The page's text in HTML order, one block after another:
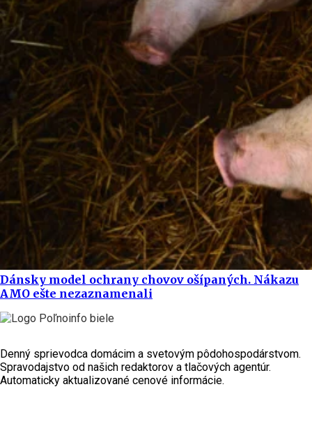
Dánsky model ochrany chovov ošípaných. Nákazu
AMO ešte nezaznamenali
Denný sprievodca domácim a svetovým pôdohospodárstvom.
Spravodajstvo od našich redaktorov a tlačových agentúr.
Automaticky aktualizované cenové informácie.